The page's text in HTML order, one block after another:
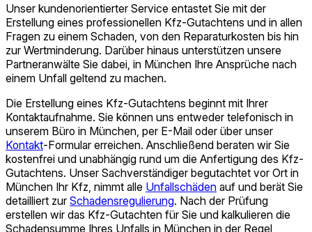
Unser kundenorientierter Service entastet Sie mit der
Erstellung eines professionellen Kfz-Gutachtens und in allen
Fragen zu einem Schaden, von den Reparaturkosten bis hin
zur Wertminderung. Darüber hinaus unterstützen unsere
Partneranwälte Sie dabei, in München Ihre Ansprüche nach
einem Unfall geltend zu machen.
Die Erstellung eines Kfz-Gutachtens beginnt mit Ihrer
Kontaktaufnahme. Sie können uns entweder telefonisch in
unserem Büro in München, per E-Mail oder über unser
Kontakt-Formular erreichen. Anschließend beraten wir Sie
kostenfrei und unabhängig rund um die Anfertigung des Kfz-
Gutachtens. Unser Sach­verständiger begutachtet vor Ort in
München Ihr Kfz, nimmt alle Unfallschäden auf und berät Sie
detailliert zur Schadensregulierung. Nach der Prüfung
erstellen wir das Kfz-Gutachten für Sie und kalkulieren die
Schadensumme Ihres Unfalls in München in der Regel